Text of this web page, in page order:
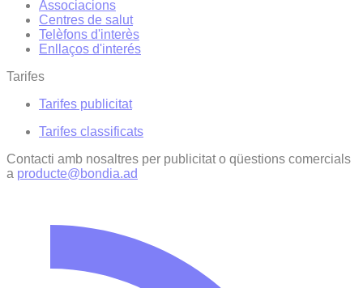
Associacions
Centres de salut
Telèfons d'interès
Enllaços d'interés
Tarifes
Tarifes publicitat
Tarifes classificats
Contacti amb nosaltres per publicitat o qüestions comercials
a producte@bondia.ad